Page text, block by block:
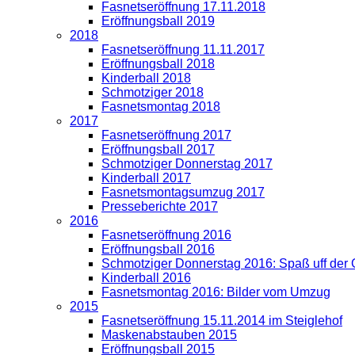
Fasnetseröffnung 17.11.2018
Eröffnungsball 2019
2018
Fasnetseröffnung 11.11.2017
Eröffnungsball 2018
Kinderball 2018
Schmotziger 2018
Fasnetsmontag 2018
2017
Fasnetseröffnung 2017
Eröffnungsball 2017
Schmotziger Donnerstag 2017
Kinderball 2017
Fasnetsmontagsumzug 2017
Presseberichte 2017
2016
Fasnetseröffnung 2016
Eröffnungsball 2016
Schmotziger Donnerstag 2016: Spaß uff der
Kinderball 2016
Fasnetsmontag 2016: Bilder vom Umzug
2015
Fasnetseröffnung 15.11.2014 im Steiglehof
Maskenabstauben 2015
Eröffnungsball 2015